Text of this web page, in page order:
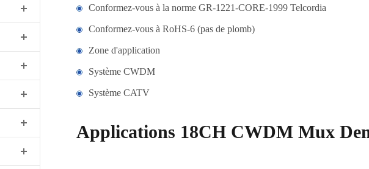
Conformez-vous à la norme GR-1221-CORE-1999 Telcordia
Conformez-vous à RoHS-6 (pas de plomb)
Zone d'application
Système CWDM
Système CATV
Applications 18CH CWDM Mux